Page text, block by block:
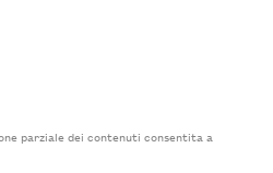
parziale dei contenuti consentita a